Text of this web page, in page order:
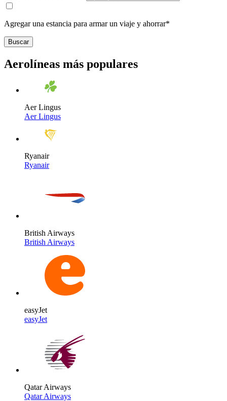
Agregar una estancia para armar un viaje y ahorrar*
Buscar
Aerolíneas más populares
Aer Lingus
Aer Lingus
Ryanair
Ryanair
British Airways
British Airways
easyJet
easyJet
Qatar Airways
Qatar Airways